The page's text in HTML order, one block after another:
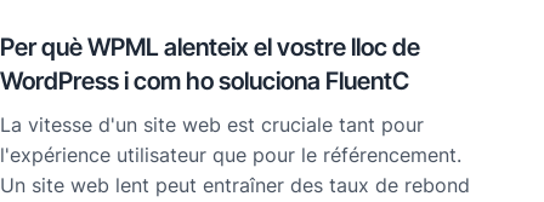
Per què WPML alenteix el vostre lloc de
WordPress i com ho soluciona FluentC
La vitesse d'un site web est cruciale tant pour
l'expérience utilisateur que pour le référencement.
Un site web lent peut entraîner des taux de rebond